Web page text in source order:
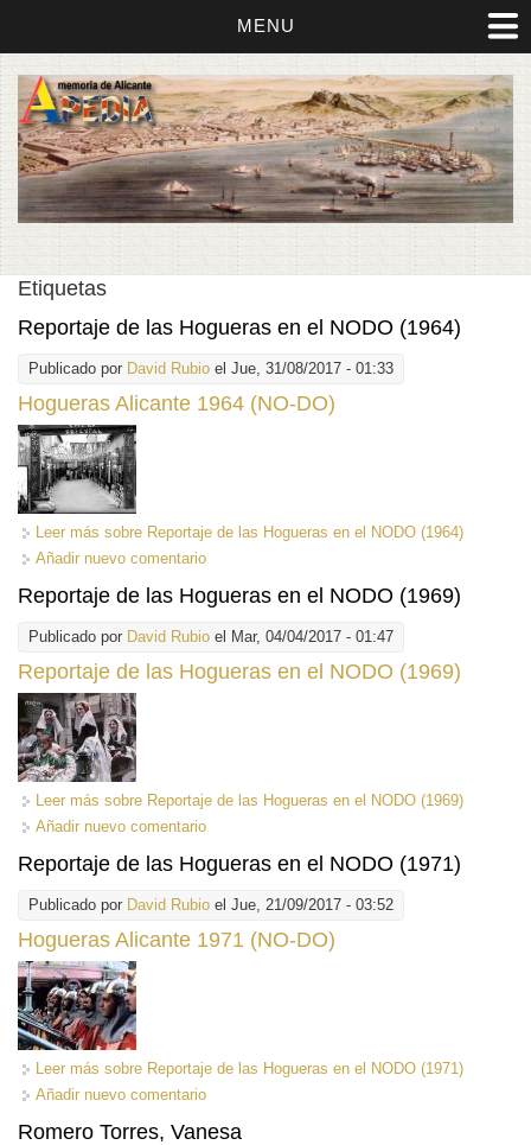
MENU
Etiquetas
Reportaje de las Hogueras en el NODO (1964)
Publicado por David Rubio el Jue, 31/08/2017 - 01:33
Hogueras Alicante 1964 (NO-DO)
Leer más sobre Reportaje de las Hogueras en el NODO (1964)
Añadir nuevo comentario
Reportaje de las Hogueras en el NODO (1969)
Publicado por David Rubio el Mar, 04/04/2017 - 01:47
Reportaje de las Hogueras en el NODO (1969)
Leer más sobre Reportaje de las Hogueras en el NODO (1969)
Añadir nuevo comentario
Reportaje de las Hogueras en el NODO (1971)
Publicado por David Rubio el Jue, 21/09/2017 - 03:52
Hogueras Alicante 1971 (NO-DO)
Leer más sobre Reportaje de las Hogueras en el NODO (1971)
Añadir nuevo comentario
Romero Torres, Vanesa